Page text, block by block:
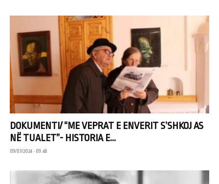
DOKUMENTI/ “ME VEPRAT E ENVERIT S’SHKOJ AS
NË TUALET”- HISTORIA E...
09/07/2024 • 09:48